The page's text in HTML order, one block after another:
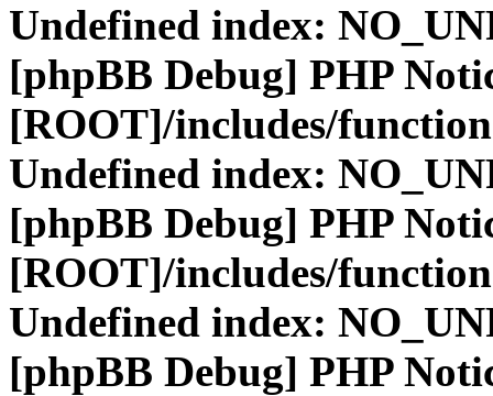
Undefined index:
[phpBB Debug] PHP
[ROOT]/includes/
Undefined index:
[phpBB Debug] PHP
[ROOT]/includes/
Undefined index:
[phpBB Debug] PHP